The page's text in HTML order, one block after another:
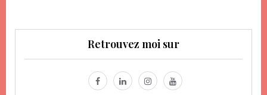
Retrouvez moi sur